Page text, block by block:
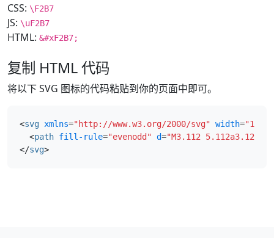
CSS: \F2B7
JS: \uF2B7
HTML: &#xF2B7;
复制 HTML 代码
将以下 SVG 图标的代码粘贴到你的页面中即可。
<svg xmlns="http://www.w3.org/2000/svg" width="16"
<path fill-rule="evenodd" d="M3.112 5.112a3.125
</svg>